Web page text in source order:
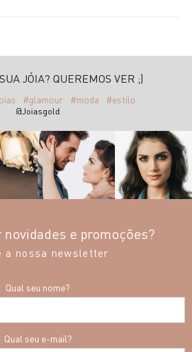
JÓIA? QUEREMOS VER ;)
#glamour #moda #estilo
@Joiasgold
e promoções?
a nossa newsletter
Qual seu nome?
Qual seu e-mail?